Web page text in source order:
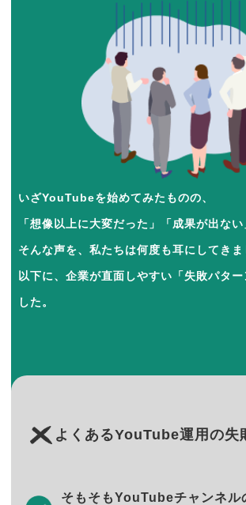
いざYouTubeを始めてみたものの、
「想像以上に大変だった」「成果が出な
そんな声を、私たちは何度も耳にしてきま
以下に、企業が直面しやすい「失敗パター
した。
よくあるYouTube運用の失
そもそもYouTubeチャンネル